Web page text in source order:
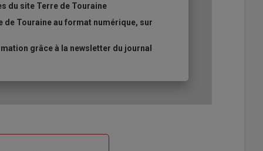
du site Terre de Touraine
de Touraine au format numérique, sur
grâce à la newsletter du journal